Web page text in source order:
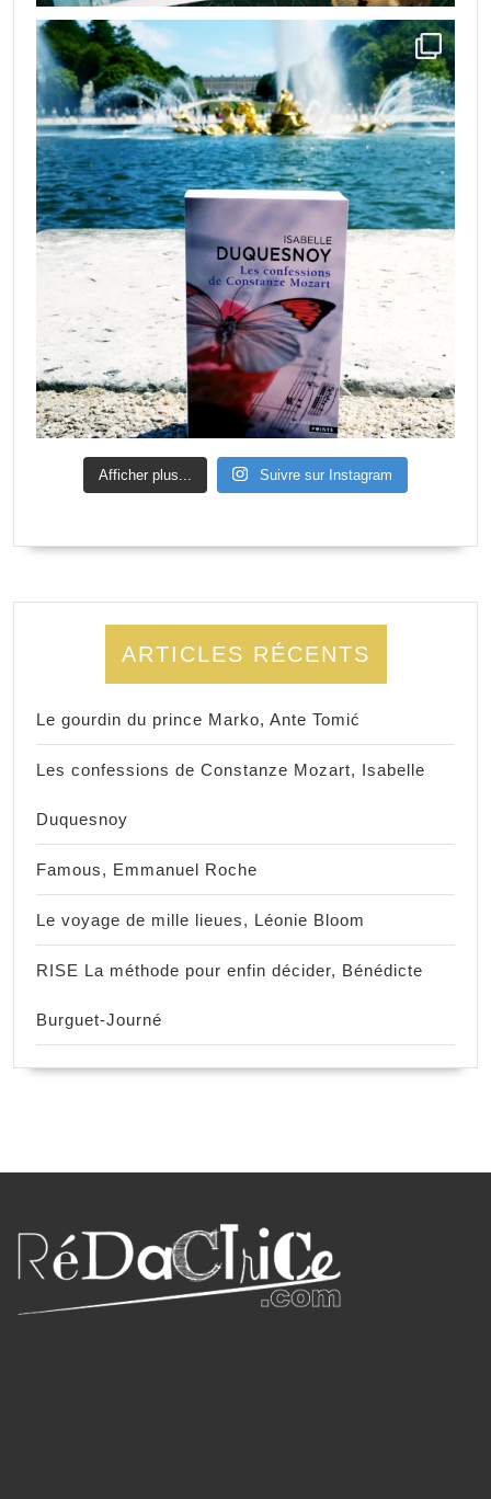
Afficher plus... Suivre sur Instagram
ARTICLES RÉCENTS
Le gourdin du prince Marko, Ante Tomić
Les confessions de Constanze Mozart, Isabelle
Duquesnoy
Famous, Emmanuel Roche
Le voyage de mille lieues, Léonie Bloom
RISE La méthode pour enfin décider, Bénédicte
Burguet-Journé